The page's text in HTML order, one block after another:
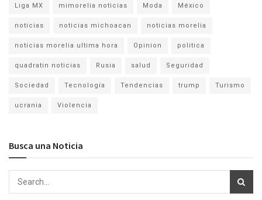
Liga MX mimorelia noticias Moda México
noticias noticias michoacan noticias morelia
noticias morelia ultima hora Opinion politica
quadratin noticias Rusia salud Seguridad
Sociedad Tecnología Tendencias trump Turismo
ucrania Violencia
Busca una Noticia